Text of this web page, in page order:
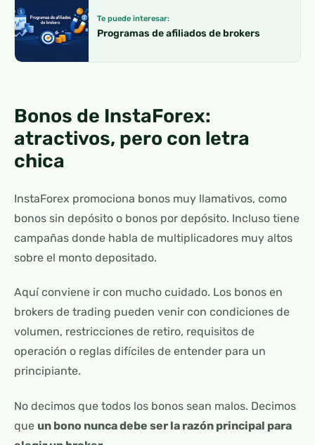
Te puede interesar:
Programas de afiliados de brokers
Bonos de InstaForex:
atractivos, pero con letra
chica
InstaForex promociona bonos muy llamativos, como
bonos sin depósito o bonos por depósito. Incluso tiene
campañas donde habla de multiplicadores muy altos
sobre el monto depositado.
Aquí conviene ir con mucho cuidado. Los bonos en
brokers de trading pueden venir con condiciones de
volumen, restricciones de retiro, requisitos de
operación o reglas difíciles de entender para un
principiante.
No decimos que todos los bonos sean malos. Decimos
que un bono nunca debe ser la razón principal para